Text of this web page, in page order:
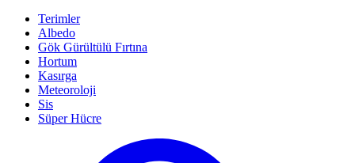
Terimler
Albedo
Gök Gürültülü Fırtına
Hortum
Kasırga
Meteoroloji
Sis
Süper Hücre